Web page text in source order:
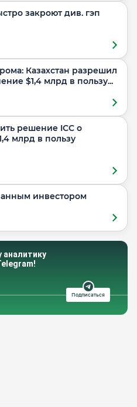
закроют див. гэп
Казахстан разрешил
$1,4 млрд в пользу...
решение ICC о
млрд в пользу
инвестором
аналитику
Подписаться